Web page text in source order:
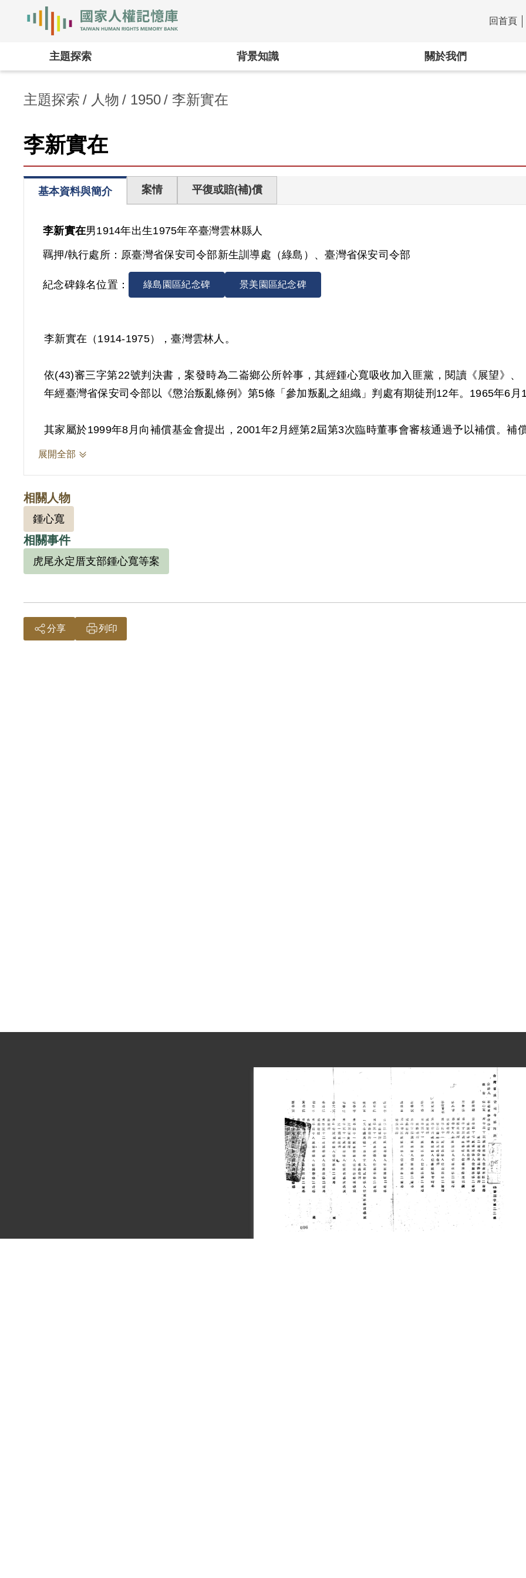
:::
回首頁
主題探索 背景知識 關於我們
主題探索 人物 1950 李新實在
李新實在
基本資料與簡介 案情 平復或賠(補)償
李新實在男1914年出生1975年卒臺灣雲林縣人
羈押/執行處所： 原臺灣省保安司令部新生訓導處（綠島）、臺灣省保安司令部
紀念碑錄名位置： 綠島園區紀念碑 景美園區紀念碑
李新實在（1914-1975），臺灣雲林人。
依(43)審三字第22號判決書，案發時為二崙鄉公所幹事，其經鍾心寬吸收加入匪黨，閱讀《展望》
年經臺灣省保安司令部以《懲治叛亂條例》第5條「參加叛亂之組織」判處有期徒刑12年。1965年6月1
其家屬於1999年8月向補償基金會提出，2001年2月經第2屆第3次臨時董事會審核通過予以補償。補
自白為依據。惟其於審理中否認，原判決對組織之性質未予查證，亦無其他佐證證明其為叛亂組織，故
展開全部
相關人物
鍾心寬
相關事件
虎尾永定厝支部鍾心寬等案
分享 列印